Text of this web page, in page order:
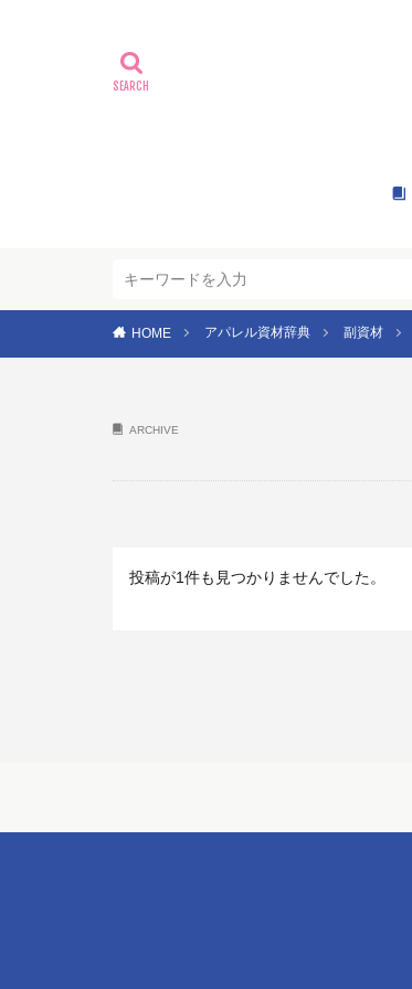
HOME アパレル資材辞典 副資材
ARCHIVE
投稿が1件も見つかりませんでした。